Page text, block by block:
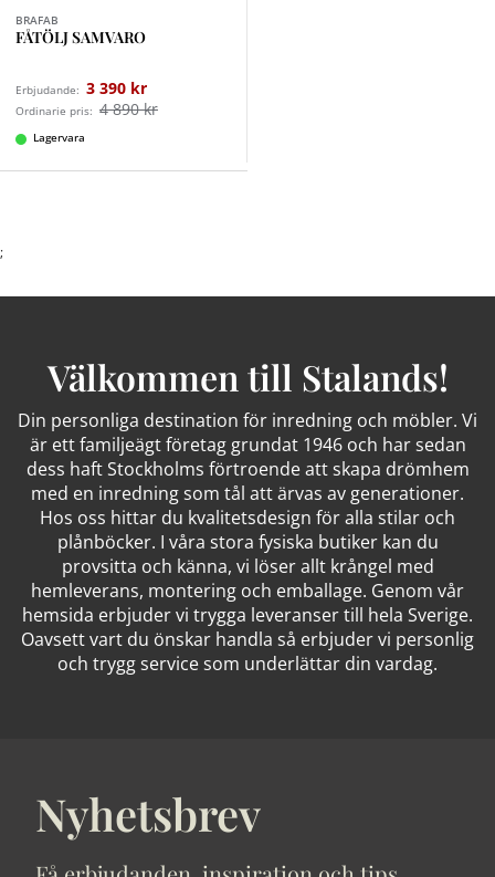
BRAFAB
FÅTÖLJ SAMVARO
Erbjudande: 3 390 kr
Ordinarie pris: 4 890 kr
Lagervara
;
Välkommen till Stalands!
Din personliga destination för inredning och möbler. Vi
är ett familjeägt företag grundat 1946 och har sedan
dess haft Stockholms förtroende att skapa drömhem
med en inredning som tål att ärvas av generationer.
Hos oss hittar du kvalitetsdesign för alla stilar och
plånböcker. I våra stora fysiska butiker kan du
provsitta och känna, vi löser allt krångel med
hemleverans, montering och emballage. Genom vår
hemsida erbjuder vi trygga leveranser till hela Sverige.
Oavsett vart du önskar handla så erbjuder vi personlig
och trygg service som underlättar din vardag.
Nyhetsbrev